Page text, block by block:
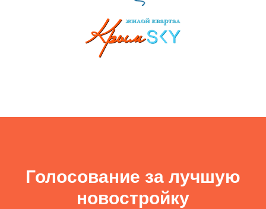
Голосование за лучшую
новостройку